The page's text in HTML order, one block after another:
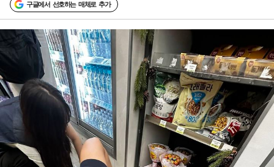
구글에서 선호하는 매체로 추가